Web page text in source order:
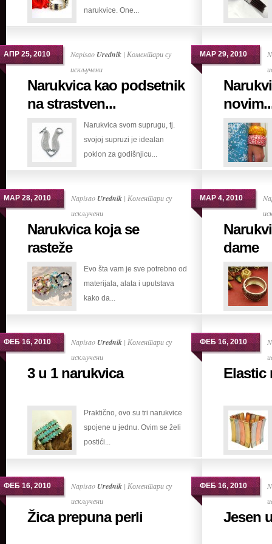
narukvici
narukvice. One...
АПР 25, 2010 Napisao Urednik | Коментари су
искљученина
Narukvica
na
strastvene
godine
braka
Narukvica kao podsetnik
na strastven...
Narukvica svom suprugu, tj.
svojoj supruzi je idealan
poklon za godišnjicu...
МАР 29, 2010
МАР 28, 2010 Napisao Urednik | Коментари су
искљученина
Narukvica
rasteže
Narukvica koja se
rasteže
Evo šta vam je sve potrebno od
materijala, alata i uputstava
kako da...
МАР 4, 2010
dame
ФЕБ 16, 2010 Napisao Urednik | Коментари су
искљученина
3
narukvica
3 u 1 narukvica
Praktično, ovo su tri narukvice
spojene u jednu. Ovim se želi
postići...
ФЕБ 16, 2010
Elastic
ФЕБ 16, 2010 Napisao Urednik | Коментари су
искљученина
Žica
Žica prepuna perli
ФЕБ 16, 2010
Jesen